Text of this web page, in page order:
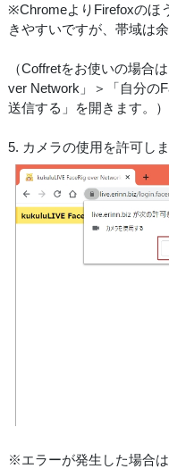
※ChromeよりFirefoxのほ
きやすいですが、帯域は
（Coffretをお使いの場合
ver Network」＞「自分の
送信する」を開きます。）
5. カメラの使用を許可しま
※エラーが発生した場合